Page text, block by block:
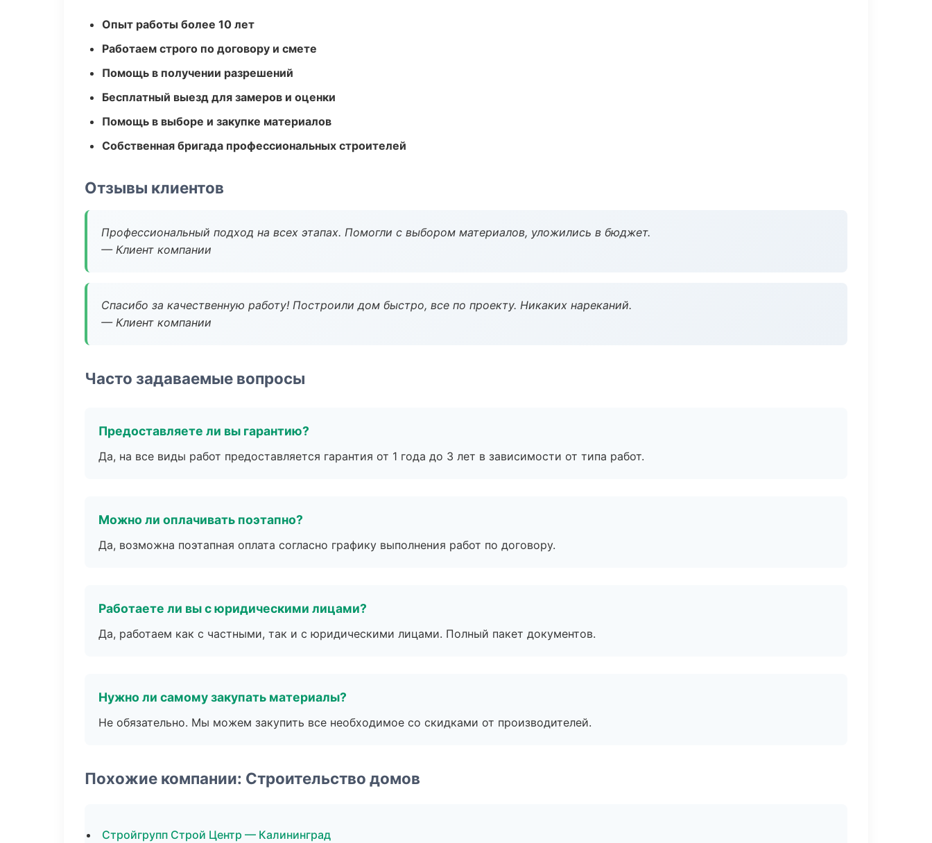
Опыт работы более 10 лет
Работаем строго по договору и смете
Помощь в получении разрешений
Бесплатный выезд для замеров и оценки
Помощь в выборе и закупке материалов
Собственная бригада профессиональных строителей
Отзывы клиентов
Профессиональный подход на всех этапах. Помогли с выбором материалов, уложились в бюджет.
— Клиент компании
Спасибо за качественную работу! Построили дом быстро, все по проекту. Никаких нареканий.
— Клиент компании
Часто задаваемые вопросы
Предоставляете ли вы гарантию?
Да, на все виды работ предоставляется гарантия от 1 года до 3 лет в зависимости от типа работ.
Можно ли оплачивать поэтапно?
Да, возможна поэтапная оплата согласно графику выполнения работ по договору.
Работаете ли вы с юридическими лицами?
Да, работаем как с частными, так и с юридическими лицами. Полный пакет документов.
Нужно ли самому закупать материалы?
Не обязательно. Мы можем закупить все необходимое со скидками от производителей.
Похожие компании: Строительство домов
Стройгрупп Строй Центр — Калининград